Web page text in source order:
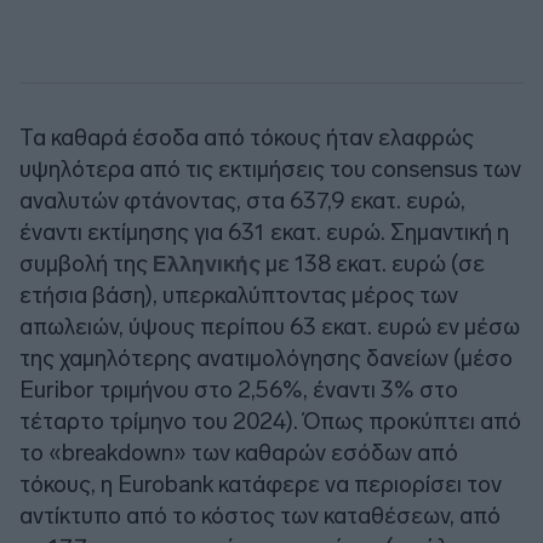
Τα καθαρά έσοδα από τόκους ήταν ελαφρώς
υψηλότερα από τις εκτιμήσεις του consensus των
αναλυτών φτάνοντας, στα 637,9 εκατ. ευρώ,
έναντι εκτίμησης για 631 εκατ. ευρώ. Σημαντική η
συμβολή της Ελληνικής με 138 εκατ. ευρώ (σε
ετήσια βάση), υπερκαλύπτοντας μέρος των
απωλειών, ύψους περίπου 63 εκατ. ευρώ εν μέσω
της χαμηλότερης ανατιμολόγησης δανείων (μέσο
Euribor τριμήνου στο 2,56%, έναντι 3% στο
τέταρτο τρίμηνο του 2024). Όπως προκύπτει από
το «breakdown» των καθαρών εσόδων από
τόκους, η Eurobank κατάφερε να περιορίσει τον
αντίκτυπο από το κόστος των καταθέσεων, από